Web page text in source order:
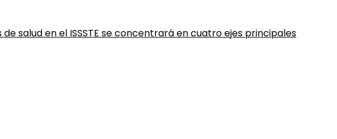
salud en el ISSSTE se concentrará en cuatro ejes principales